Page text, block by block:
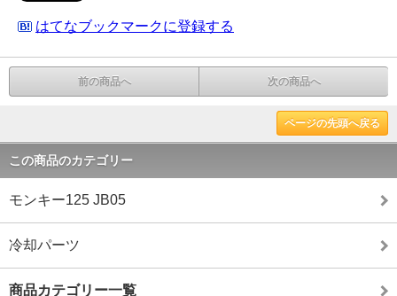
はてなブックマークに登録する
前の商品へ 次の商品へ
ページの先頭へ戻る
この商品のカテゴリー
モンキー125 JB05
冷却パーツ
商品カテゴリー一覧